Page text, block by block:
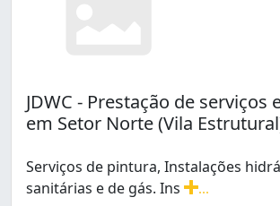
JDWC - Prestação de serviços
em Setor Norte (Vila
Serviços de pintura, Instalações
sanitárias e de gás. Ins